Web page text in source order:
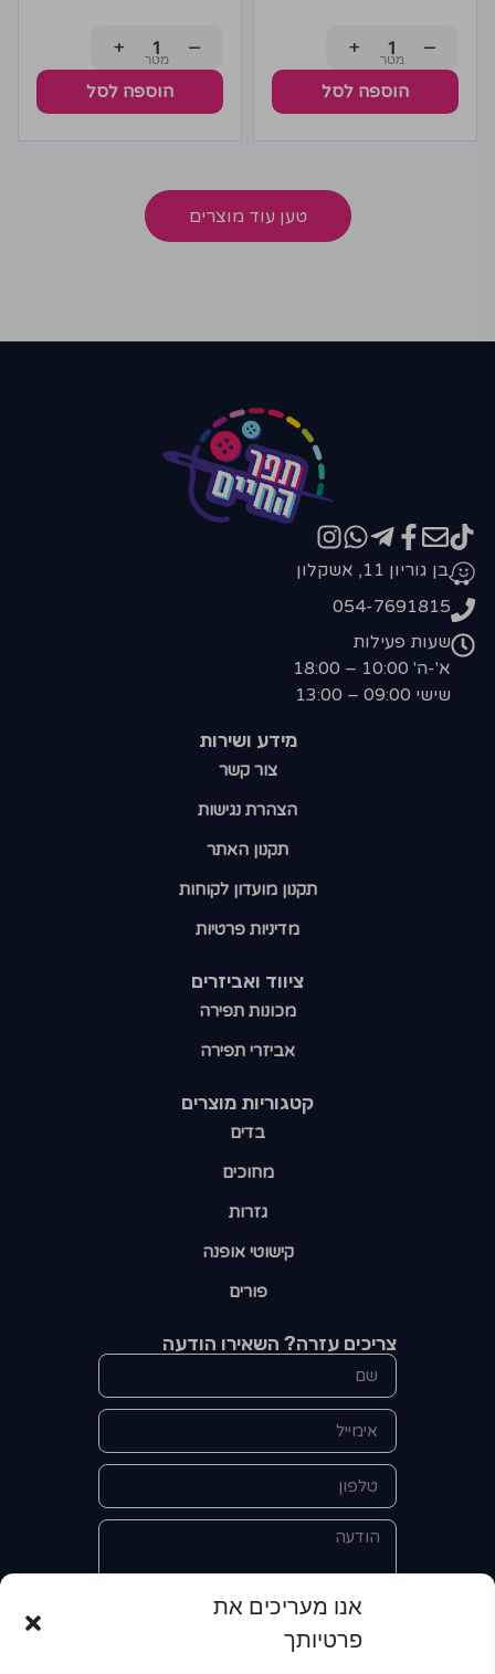
אנו מעריכים את
פרטיותך
−
+
הוספה לסל
−
+
הוספה לסל
טען עוד מוצרים
קטגוריות מוצרים​
בדים
מחוכים
גזרות
קישוטי אופנה
פורים
ציווד ואביזרים
מכונות תפירה
אביזרי תפירה
מידע ושירות
צור קשר
הצהרת נגישות
תקנון האתר
תקנון מועדון לקוחות
מדיניות פרטיות
בן גוריון 11, אשקלון
054-7691815
שעות פעילות
א'-ה' 10:00 – 18:00
שישי 09:00 – 13:00
צריכים עזרה? השאירו הודעה
אני מאשר/ת את מסירת הפרטים